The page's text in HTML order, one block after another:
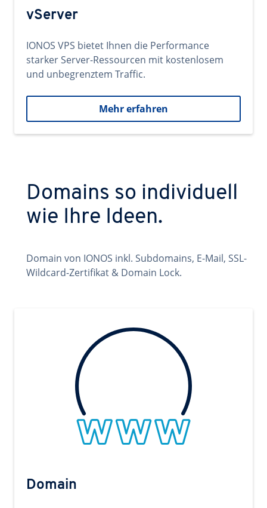
vServer
IONOS VPS bietet Ihnen die Performance
starker Server-Ressourcen mit kostenlosem
und unbegrenztem Traffic.
Mehr erfahren
Domains so individuell
wie Ihre Ideen.
Domain von IONOS inkl. Subdomains, E-Mail, SSL-
Wildcard-Zertifikat & Domain Lock.
Domain